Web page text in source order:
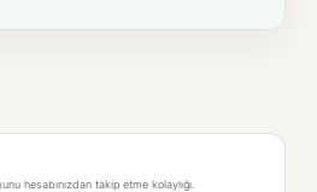
hesabınızdan takip etme kolaylığı.